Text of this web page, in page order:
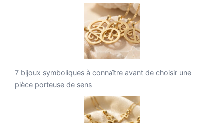
7 bijoux symboliques à connaître avant de choisir une
pièce porteuse de sens